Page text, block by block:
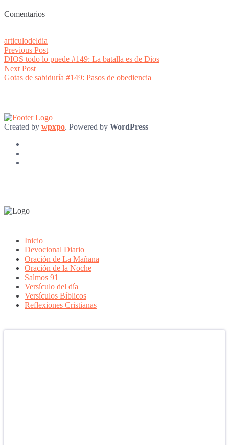
Comentarios
articulodeldia
Post
navigation
Previous PostPrevious
post:
DIOS todo lo puede #149: La batalla es de Dios
Next PostNext
post:
Gotas de sabiduría #149: Pasos de obediencia
Created by wpxpo. Powered by WordPress
Inicio
Devocional Diario
Oración de La Mañana
Oración de la Noche
Salmos 91
Versículo del día
Versículos Bíblicos
Reflexiones Cristianas